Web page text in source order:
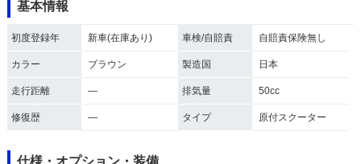
基本情報
初度登録年 新車(在庫あり) 車検/自賠責 自賠責保険無し
カラー ブラウン 製造国 日本
走行距離 ― 排気量 50cc
修復歴 ― タイプ 原付スクーター